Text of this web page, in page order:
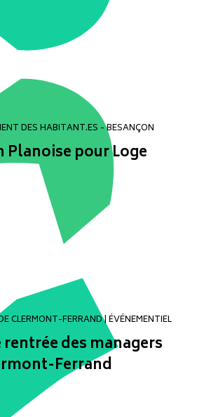
DES HABITANT.ES - BESANÇON
pour Loge
CLERMONT-FERRAND | ÉVÉNEMENTIEL
des managers
Ferrand